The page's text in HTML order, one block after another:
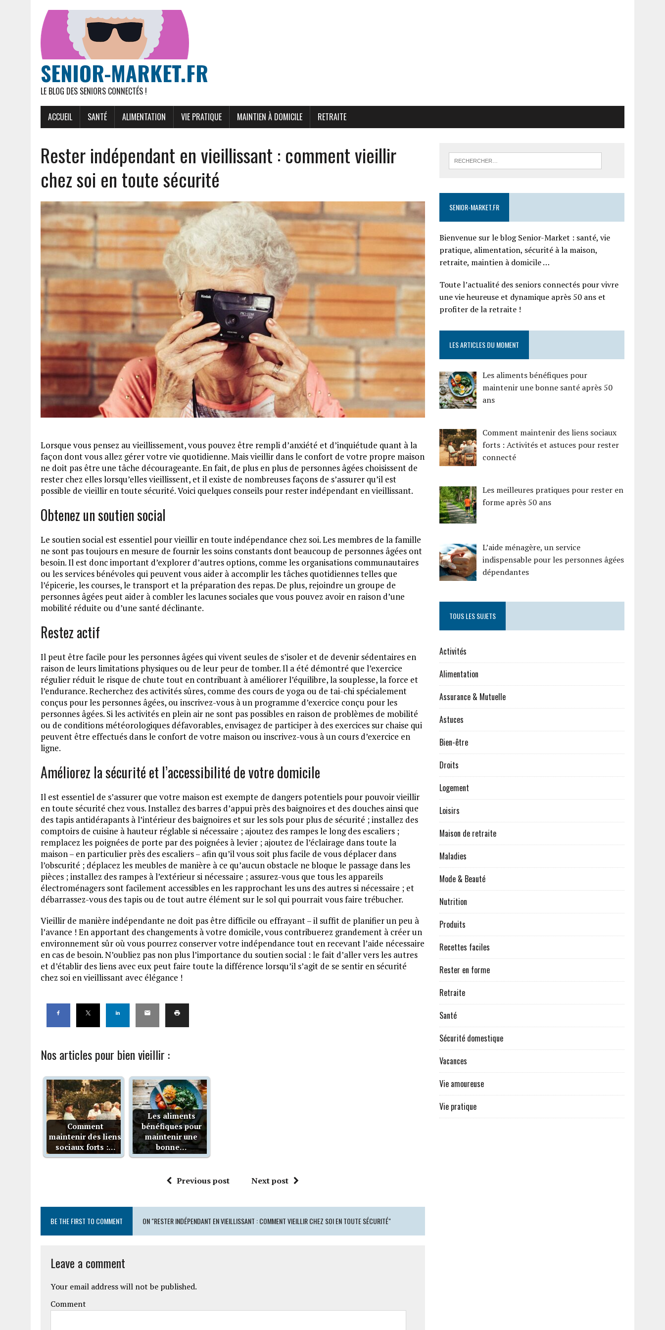
SENIOR-MARKET.FR
LE BLOG DES SENIORS CONNECTÉS !
ACCUEIL SANTÉ ALIMENTATION VIE PRATIQUE MAINTIEN À DOMICILE RETRAITE
Rester indépendant en vieillissant : comment vieillir
chez soi en toute sécurité
Lorsque vous pensez au vieillissement, vous pouvez être rempli d’anxiété et d’inquiétude quant à la
façon dont vous allez gérer votre vie quotidienne. Mais vieillir dans le confort de votre propre maison
ne doit pas être une tâche décourageante. En fait, de plus en plus de personnes âgées choisissent de
rester chez elles lorsqu’elles vieillissent, et il existe de nombreuses façons de s’assurer qu’il est
possible de vieillir en toute sécurité. Voici quelques conseils pour rester indépendant en vieillissant.
Obtenez un soutien social
Le soutien social est essentiel pour vieillir en toute indépendance chez soi. Les membres de la famille
ne sont pas toujours en mesure de fournir les soins constants dont beaucoup de personnes âgées ont
besoin. Il est donc important d’explorer d’autres options, comme les organisations communautaires
ou les services bénévoles qui peuvent vous aider à accomplir les tâches quotidiennes telles que
l’épicerie, les courses, le transport et la préparation des repas. De plus, rejoindre un groupe de
personnes âgées peut aider à combler les lacunes sociales que vous pouvez avoir en raison d’une
mobilité réduite ou d’une santé déclinante.
Restez actif
Il peut être facile pour les personnes âgées qui vivent seules de s’isoler et de devenir sédentaires en
raison de leurs limitations physiques ou de leur peur de tomber. Il a été démontré que l’exercice
régulier réduit le risque de chute tout en contribuant à améliorer l’équilibre, la souplesse, la force et
l’endurance. Recherchez des activités sûres, comme des cours de yoga ou de tai-chi spécialement
conçus pour les personnes âgées, ou inscrivez-vous à un programme d’exercice conçu pour les
personnes âgées. Si les activités en plein air ne sont pas possibles en raison de problèmes de mobilité
ou de conditions météorologiques défavorables, envisagez de participer à des exercices sur chaise qui
peuvent être effectués dans le confort de votre maison ou inscrivez-vous à un cours d’exercice en
ligne.
Améliorez la sécurité et l’accessibilité de votre domicile
Il est essentiel de s’assurer que votre maison est exempte de dangers potentiels pour pouvoir vieillir
en toute sécurité chez vous. Installez des barres d’appui près des baignoires et des douches ainsi que
des tapis antidérapants à l’intérieur des baignoires et sur les sols pour plus de sécurité ; installez des
comptoirs de cuisine à hauteur réglable si nécessaire ; ajoutez des rampes le long des escaliers ;
remplacez les poignées de porte par des poignées à levier ; ajoutez de l’éclairage dans toute la
maison – en particulier près des escaliers – afin qu’il vous soit plus facile de vous déplacer dans
l’obscurité ; déplacez les meubles de manière à ce qu’aucun obstacle ne bloque le passage dans les
pièces ; installez des rampes à l’extérieur si nécessaire ; assurez-vous que tous les appareils
électroménagers sont facilement accessibles en les rapprochant les uns des autres si nécessaire ; et
débarrassez-vous des tapis ou de tout autre élément sur le sol qui pourrait vous faire trébucher.
Vieillir de manière indépendante ne doit pas être difficile ou effrayant – il suffit de planifier un peu à
l’avance ! En apportant des changements à votre domicile, vous contribuerez grandement à créer un
environnement sûr où vous pourrez conserver votre indépendance tout en recevant l’aide nécessaire
en cas de besoin. N’oubliez pas non plus l’importance du soutien social : le fait d’aller vers les autres
et d’établir des liens avec eux peut faire toute la différence lorsqu’il s’agit de se sentir en sécurité
chez soi en vieillissant avec élégance !
Nos articles pour bien vieillir :
Comment
maintenir des liens
sociaux forts :…
Les aliments
bénéfiques pour
maintenir une
bonne…
Previous post Next post
BE THE FIRST TO COMMENT ON "RESTER INDÉPENDANT EN VIEILLISSANT : COMMENT VIEILLIR CHEZ SOI EN TOUTE SÉCURITÉ"
Leave a comment
Your email address will not be published.
Comment
SENIOR-MARKET.FR
Bienvenue sur le blog Senior-Market : santé, vie
pratique, alimentation, sécurité à la maison,
retraite, maintien à domicile …
Toute l’actualité des seniors connectés pour vivre
une vie heureuse et dynamique après 50 ans et
profiter de la retraite !
LES ARTICLES DU MOMENT
Les aliments bénéfiques pour
maintenir une bonne santé après 50
ans
Comment maintenir des liens sociaux
forts : Activités et astuces pour rester
connecté
Les meilleures pratiques pour rester en
forme après 50 ans
L’aide ménagère, un service
indispensable pour les personnes âgées
dépendantes
TOUS LES SUJETS
Activités
Alimentation
Assurance & Mutuelle
Astuces
Bien-être
Droits
Logement
Loisirs
Maison de retraite
Maladies
Mode & Beauté
Nutrition
Produits
Recettes faciles
Rester en forme
Retraite
Santé
Sécurité domestique
Vacances
Vie amoureuse
Vie pratique